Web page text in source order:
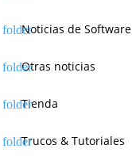
Noticias de Software
Otras noticias
Tienda
Trucos & Tutoriales